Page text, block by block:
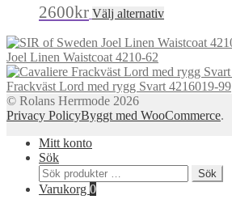
kan
på
2600kr Välj alternativDen
här
produkten
har
flera
varianter.
De
olika
alternativen
på
produktsidan
Joel Linen Waistcoat 4210-62
Frackväst Lord med rygg Svart 4216019-99
© Rolans Herrmode 2026
Privacy PolicyByggt med WooCommerce.
Mitt konto
Sök
Sök
efter:
Sök
Varukorg 0